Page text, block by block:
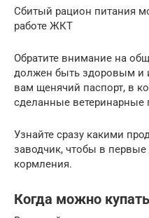
Сбитый рацион питания
работе ЖКТ
Обратите внимание на
должен быть здоровым и
вам щенячий паспорт, в
сделанные ветеринарные
Узнайте сразу какими
заводчик, чтобы в
кормления.
Когда можно